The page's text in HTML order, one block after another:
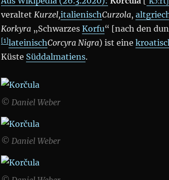
veraltet Kurzel,italienischCurzola,
Korkyra„Schwarzes Korfu“ [nach den
[1]lateinischCorcyra Nigra) ist eine
Küste Süddalmatiens.
© Daniel Weber
© Daniel Weber